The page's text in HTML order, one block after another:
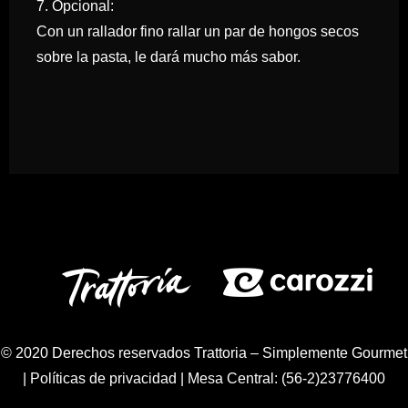
7. Opcional:
Con un rallador fino rallar un par de hongos secos
sobre la pasta, le dará mucho más sabor.
© 2020 Derechos reservados Trattoria – Simplemente Gourmet
Políticas de privacidad | Mesa Central: (56-2)23776400